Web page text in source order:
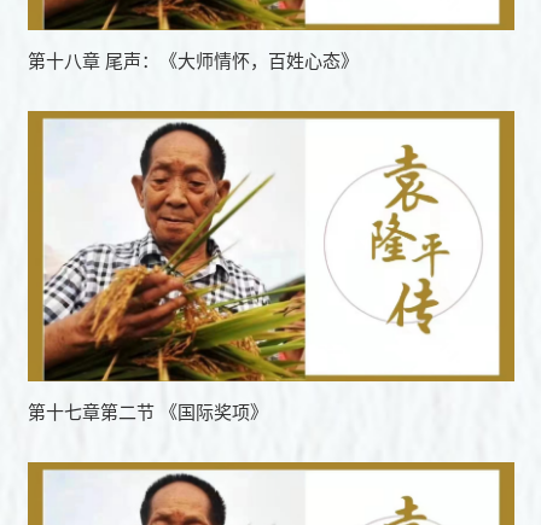
第十八章 尾声：《大师情怀，百姓心态》
第十七章第二节 《国际奖项》